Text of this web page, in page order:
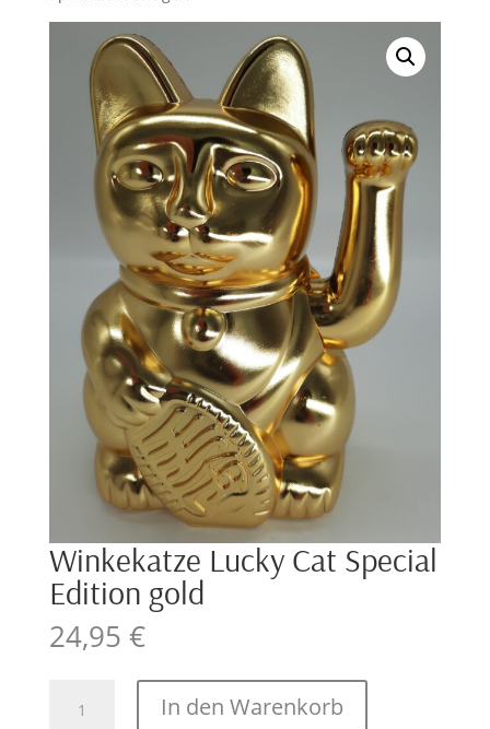
Winkekatze Lucky Cat Special
Edition gold
24,95 €
Lucky
In den Warenkorb